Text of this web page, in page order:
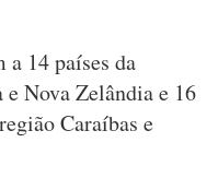
14 países da
Nova Zelândia e 16
Caraíbas e